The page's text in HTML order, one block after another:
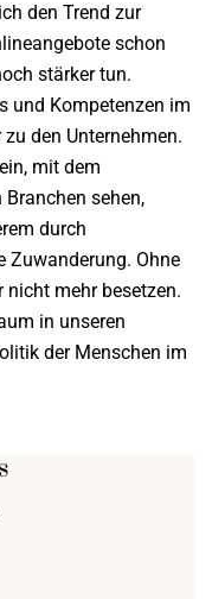
den Trend zur
schon
stärker tun.
und Kompetenzen im
den Unternehmen.
mit dem
sehen,
durch
Zuwanderung. Ohne
nicht mehr besetzen.
in unseren
der Menschen im